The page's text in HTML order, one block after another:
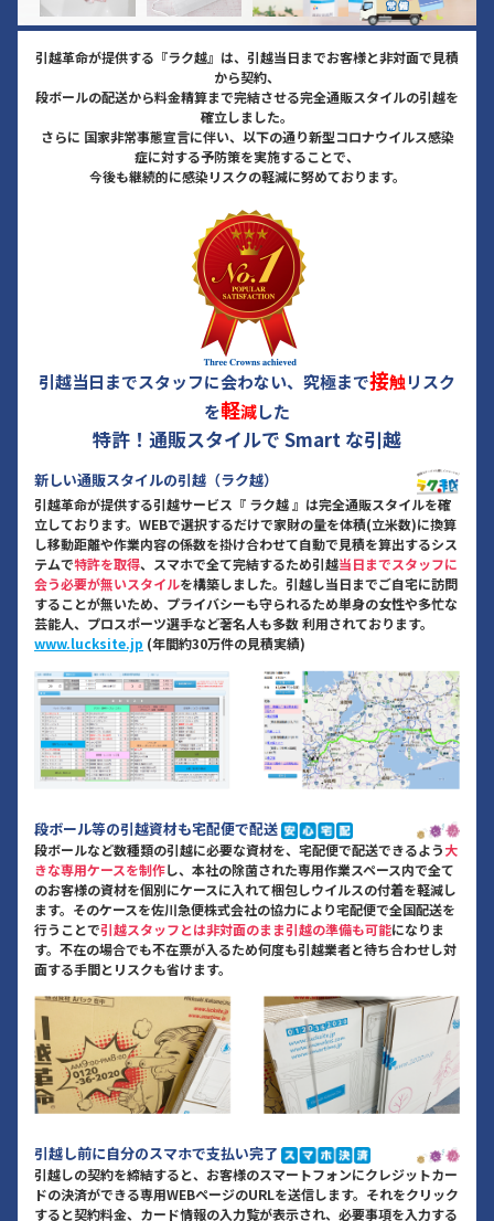
引越革命が提供する『ラク越』は、引越当日までお客様と非対面で見積
から契約、
段ボールの配送から料金精算まで完結させる完全通販スタイルの引越を
確立しました。
さらに 国家非常事態宣言に伴い、以下の通り新型コロナウイルス感染
症に対する予防策を実施することで、
今後も継続的に感染リスクの軽減に努めております。
引越当日までスタッフに会わない、究極まで接触リスク
を軽減した
特許！通販スタイルで Smart な引越
新しい通販スタイルの引越（ラク越）
引越革命が提供する引越サービス『 ラク越 』は完全通販スタイルを確
立しております。WEBで選択するだけで家財の量を体積(立米数)に換算
し移動距離や作業内容の係数を掛け合わせて自動で見積を算出するシス
テムで特許を取得、スマホで全て完結するため引越当日までスタッフに
会う必要が無いスタイルを構築しました。引越し当日までご自宅に訪問
することが無いため、プライバシーも守られるため単身の女性や多忙な
芸能人、プロスポーツ選手など著名人も多数 利用されております。
www.lucksite.jp (年間約30万件の見積実績)
段ボール等の引越資材も宅配便で配送
段ボールなど数種類の引越に必要な資材を、宅配便で配送できるよう大
きな専用ケースを制作し、本社の除菌された専用作業スペース内で全て
のお客様の資材を個別にケースに入れて梱包しウイルスの付着を軽減し
ます。そのケースを佐川急便株式会社の協力により宅配便で全国配送を
行うことで引越スタッフとは非対面のまま引越の準備も可能になりま
す。不在の場合でも不在票が入るため何度も引越業者と待ち合わせし対
面する手間とリスクも省けます。
引越し前に自分のスマホで支払い完了
引越しの契約を締結すると、お客様のスマートフォンにクレジットカー
ドの決済ができる専用WEBページのURLを送信します。それをクリック
すると契約料金、カード情報の入力覧が表示され、必要事項を入力する